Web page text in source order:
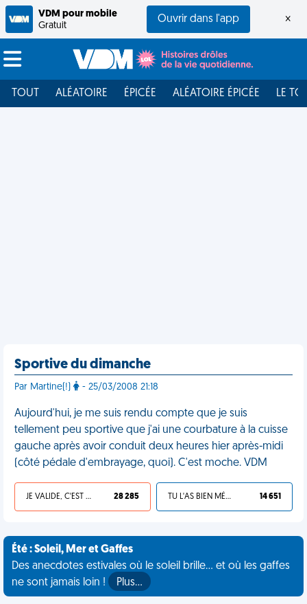
VDM pour mobile
Gratuit
Ouvrir dans l'app ×
TOUT ALÉATOIRE ÉPICÉE ALÉATOIRE ÉPICÉE LE
Sportive du dimanche
Par Martine(!) - 25/03/2008 21:18
Aujourd'hui, je me suis rendu compte que je suis
tellement peu sportive que j'ai une courbature à la cuisse
gauche après avoir conduit deux heures hier après-midi
(côté pédale d'embrayage, quoi). C'est moche. VDM
JE VALIDE, C'EST UNE VDM 28 285 TU L'AS BIEN MÉRITÉ 14 651
Été : Soleil, Mer et Gaffes
Des anecdotes estivales où le soleil brille... et où les gaffes
ne sont jamais loin !
Plus…